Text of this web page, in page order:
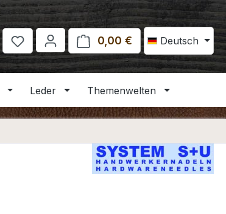
Deutsch
0,00 € Warenkorb
Leder Themenwelten